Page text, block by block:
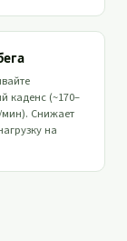
каденс (~170–
мин). Снижает
на